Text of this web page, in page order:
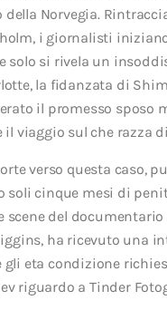
Norvegia.
i giornalisti
solo si rivela un
la fidanzata di
il promesso
viaggio sul che razza
verso questa caso,
soli cinque mesi di
scene del
ha ricevuto una
gli eta condizione
riguardo a Tinder